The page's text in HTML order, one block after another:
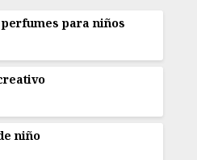
para niños
niño